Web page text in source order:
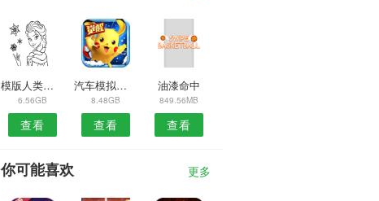
模版人类梦境跌落
6.56GB
查看
汽车模拟器3D
8.48GB
查看
油漆命中
849.56MB
查看
你可能喜欢 更多